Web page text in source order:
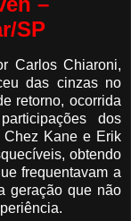
SP
Carlos Chiaroni,
das cinzas no
retorno, ocorrida
dos
Chez Kane e Erik
obtendo
frequentavam a
geração que não